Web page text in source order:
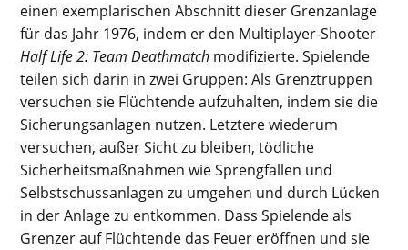
einen exemplarischen Abschnitt dieser Grenzanlage
für das Jahr 1976, indem er den Multiplayer-Shooter
Half Life 2: Team Deathmatch modifizierte. Spielende
teilen sich darin in zwei Gruppen: Als Grenztruppen
versuchen sie Flüchtende aufzuhalten, indem sie die
Sicherungsanlagen nutzen. Letztere wiederum
versuchen, außer Sicht zu bleiben, tödliche
Sicherheitsmaßnahmen wie Sprengfallen und
Selbstschussanlagen zu umgehen und durch Lücken
in der Anlage zu entkommen. Dass Spielende als
Grenzer auf Flüchtende das Feuer eröffnen und sie